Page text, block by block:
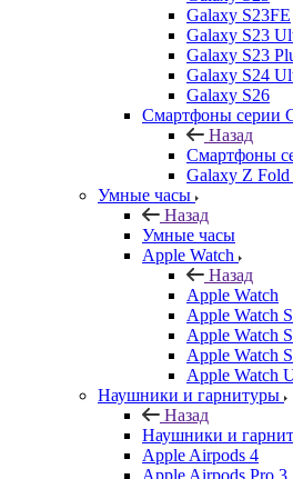
Galaxy S23FE
Galaxy S23
Galaxy S23
Galaxy S24
Galaxy S26
Смартфоны серии
Назад
Смартфоны
Galaxy Z Fold
Умные часы
Назад
Умные часы
Apple Watch
Назад
Apple Watch
Apple Watch
Apple Watch
Apple Watch
Apple Watch
Наушники и гарнитуры
Назад
Наушники и
Apple Airpods 4
Apple Airpods Pro 3